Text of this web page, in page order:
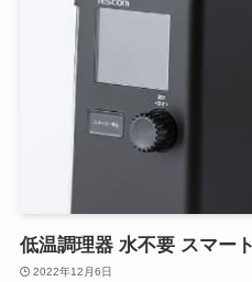
低温調理器 水不要 スマー
2022年12月6日